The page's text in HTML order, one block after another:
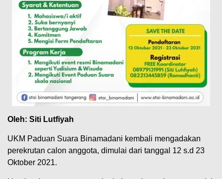
Oleh: Siti Lutfiyah
UKM Paduan Suara Binamadani kembali mengadakan
perekrutan calon anggota, dimulai dari tanggal 12 s.d 23
Oktober 2021.